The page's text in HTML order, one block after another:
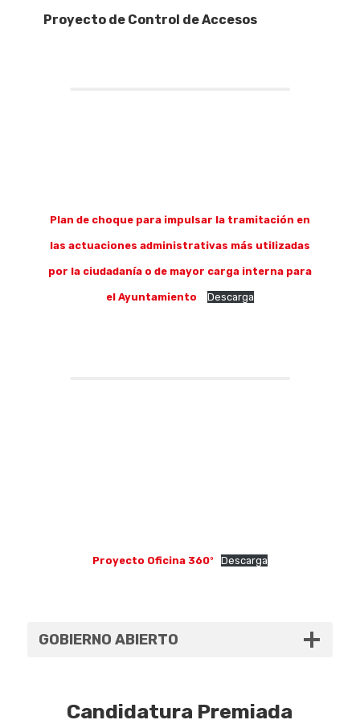
Proyecto de Control de Accesos
Plan de choque para impulsar la tramitación en
las actuaciones administrativas más utilizadas
por la ciudadanía o de mayor carga interna para
el Ayuntamiento Descarga
Proyecto Oficina 360º Descarga
GOBIERNO ABIERTO
Candidatura Premiada